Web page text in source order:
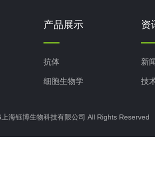
产品展示
抗体
细胞生物学
资
新
技
海钰博生物科技有限公司 All Rights